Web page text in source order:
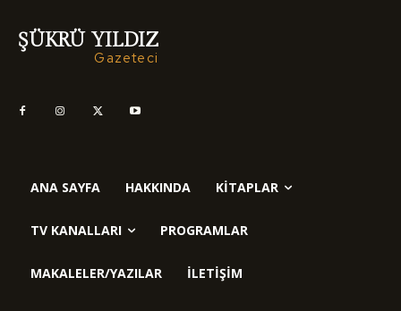
ŞÜKRÜ YILDIZ
Gazeteci
ANA SAYFA HAKKINDA KITAPLAR
TV KANALLARI PROGRAMLAR
MAKALELER/YAZILAR İLETIŞIM